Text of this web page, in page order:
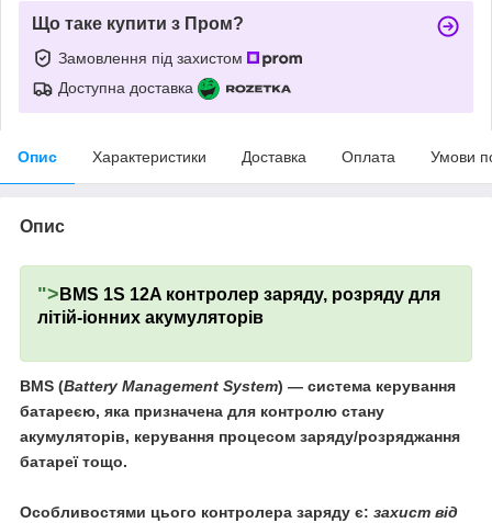
Що таке купити з Пром?
Замовлення під захистом
Доступна доставка
Опис Характеристики Доставка Оплата Умови
Опис
"> BMS 1S 12A контролер заряду, розряду для
літій-іонних акумуляторів
BMS (Battery Management System) — система керування
батареєю, яка призначена для контролю стану
акумуляторів, керування процесом заряду/розряджання
батареї тощо.
Особливостями цього контролера заряду є: захист від